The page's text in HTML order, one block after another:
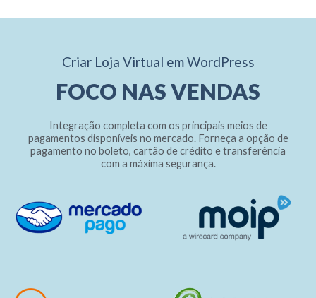
Criar Loja Virtual em WordPress
FOCO NAS VENDAS
Integração completa com os principais meios de
pagamentos disponíveis no mercado. Forneça a opção de
pagamento no boleto, cartão de crédito e transferência
com a máxima segurança.